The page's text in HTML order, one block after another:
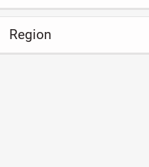
Region